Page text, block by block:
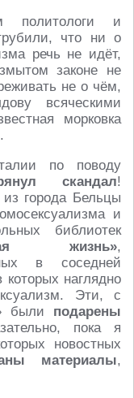
политологи и
что ни о
речь не идёт,
законе не
не о чём,
всяческими
морковка
по поводу
скандал!
города Бельцы
и
библиотек
жизнь»,
в соседней
наглядно
Эти, с
были подарены
пока я
новостных
материалы,